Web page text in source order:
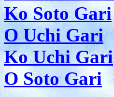
Ko Soto Gari
O Uchi Gari
Ko Uchi Gari
O Soto Gari